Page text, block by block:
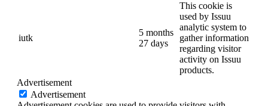
iutk
5 months
27 days
This cookie is
used by Issuu
analytic system to
gather information
regarding visitor
activity on Issuu
products.
Advertisement
Advertisement